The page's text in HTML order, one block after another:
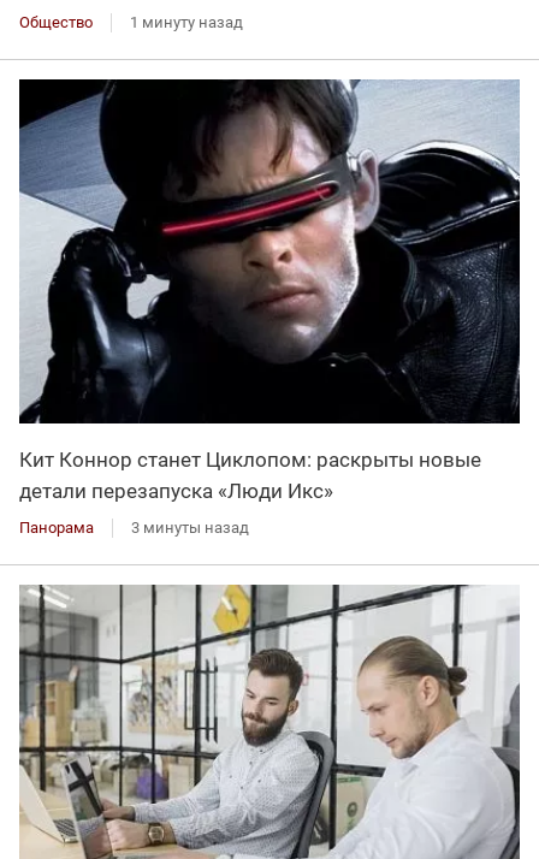
Общество 1 минуту назад
Кит Коннор станет Циклопом: раскрыты новые
детали перезапуска «Люди Икс»
Панорама 3 минуты назад